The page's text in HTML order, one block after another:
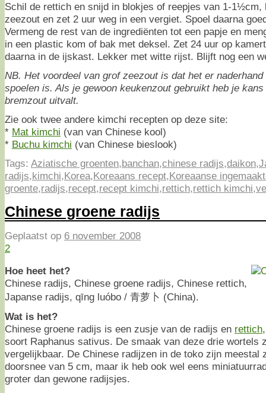
Schil de rettich en snijd in blokjes of reepjes van 1-1½cm,
zeezout en zet 2 uur weg in een vergiet. Spoel daarna
Vermeng de rest van de ingrediënten tot een papje en
in een plastic kom of bak met deksel. Zet 24 uur op
daarna in de ijskast. Lekker met witte rijst. Blijft nog een
NB. Het voordeel van grof zeezout is dat het er
spoelen is. Als je gewoon keukenzout gebruikt heb je
bremzout uitvalt.
Zie ook twee andere kimchi recepten op deze site:
* Mat kimchi (van van Chinese kool)
* Buchu kimchi (van Chinese bieslook)
Tags: Aziatische groenten,banchan,chinese radijs,daikon,
radijs,kimchi,Korea,Koreaans recept,Koreaanse
groente,radijs,recept,recept kimchi,rettich,rettich kimchi,
Chinese groene radijs
Geplaatst op 6 november 2008
2
Hoe heet het?
Chinese radijs, Chinese groene radijs, Chinese rettich,
Japanse radijs, qīng luóbo / 青萝卜 (China).
Wat is het?
Chinese groene radijs is een zusje van de radijs en rettich
soort Raphanus sativus. De smaak van deze drie wortels
vergelijkbaar. De Chinese radijzen in de toko zijn meestal
doorsnee van 5 cm, maar ik heb ook wel eens
groter dan gewone radijsjes.